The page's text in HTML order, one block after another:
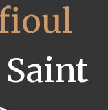
Saint